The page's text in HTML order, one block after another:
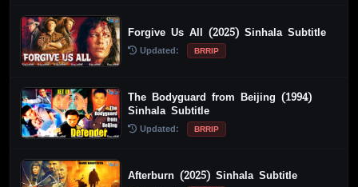
Forgive Us All (2025) Sinhala Subtitle
Updated: BRRIP
The Bodyguard from Beijing (1994)
Sinhala Subtitle
Updated: BRRIP
Afterburn (2025) Sinhala Subtitle